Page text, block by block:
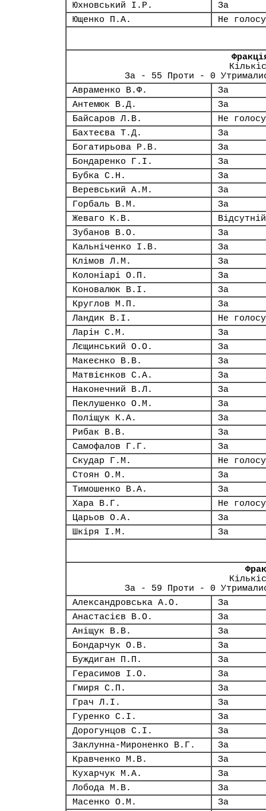
Юхновський І.Р.
За
Ющенко П.А.
Не
За - 55 Проти - 0
Авраменко В.Ф.
За
Антемюк В.Д.
За
Байсаров Л.В.
Не
Бахтеєва Т.Д.
За
Богатирьова Р.В.
За
Бондаренко Г.І.
За
Бубка С.Н.
За
Веревський А.М.
За
Горбаль В.М.
За
Жеваго К.В.
Відсутній
Зубанов В.О.
За
Кальніченко І.В.
За
Клімов Л.М.
За
Колоніарі О.П.
За
Коновалюк В.І.
За
Круглов М.П.
За
Ландик В.І.
Не
Ларін С.М.
За
Лєщинський О.О.
За
Макеєнко В.В.
За
Матвієнков С.А.
За
Наконечний В.Л.
За
Пеклушенко О.М.
За
Поліщук К.А.
За
Рибак В.В.
За
Самофалов Г.Г.
За
Скудар Г.М.
Не
Стоян О.М.
За
Тимошенко В.А.
За
Хара В.Г.
Не
Царьов О.А.
За
Шкіря І.М.
За
За - 59 Проти - 0
Александровська А.О.
За
Анастасієв В.О.
За
Аніщук В.В.
За
Бондарчук О.В.
За
Буждиган П.П.
За
Герасимов І.О.
За
Гмиря С.П.
За
Грач Л.І.
За
Гуренко С.І.
За
Дорогунцов С.І.
За
Заклунна-Мироненко В.Г.
За
Кравченко М.В.
За
Кухарчук М.А.
За
Лобода М.В.
За
Масенко О.М.
За